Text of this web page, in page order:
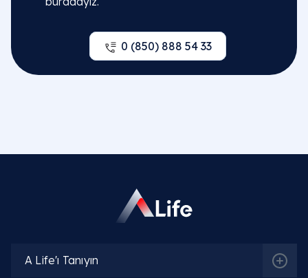
İlgili Bölümler
0 (850) 888 54 33
A Life'ı Tanıyın